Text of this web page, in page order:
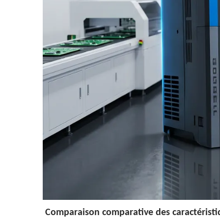
Comparaison comparative des